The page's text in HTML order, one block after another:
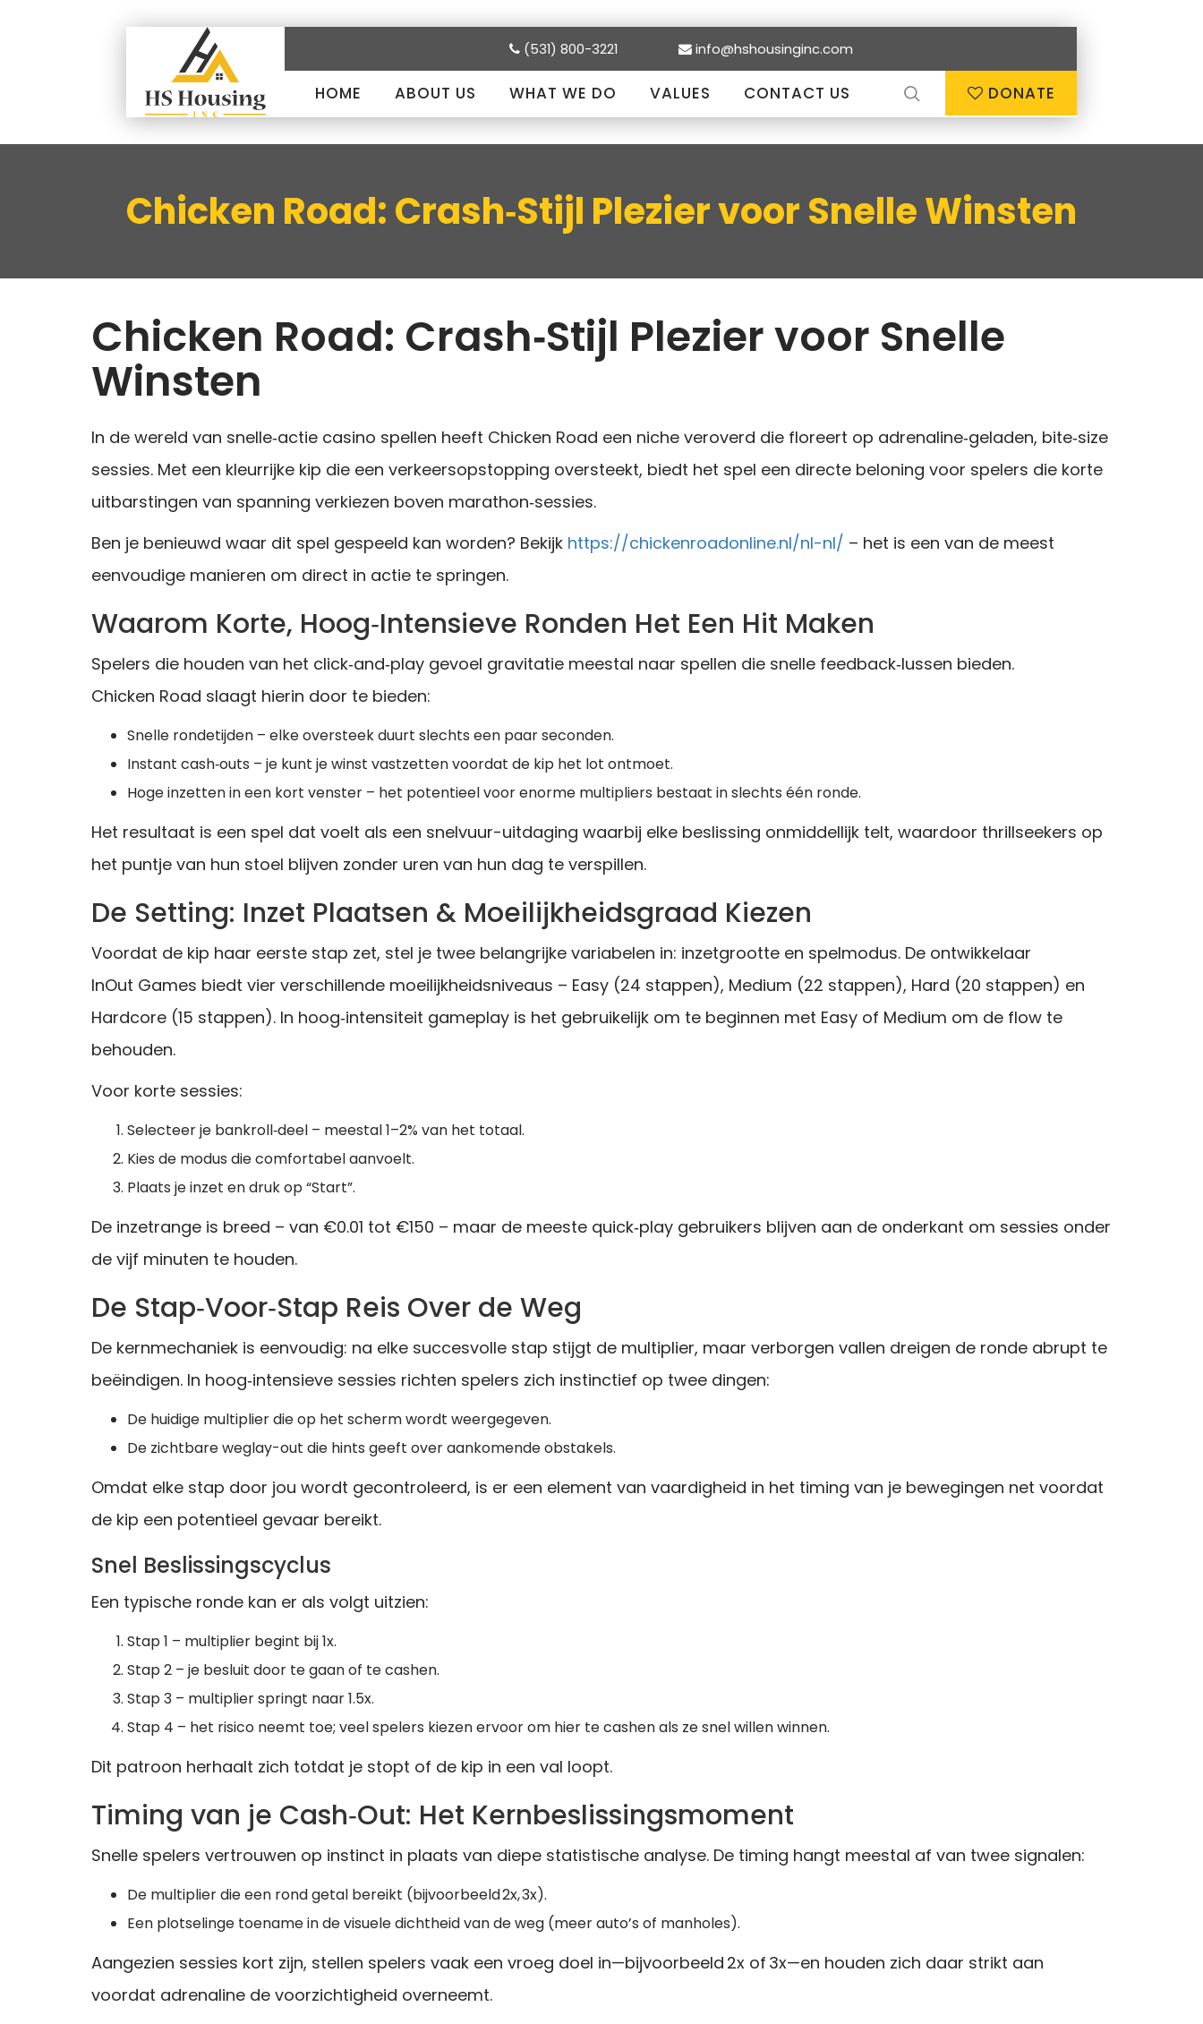
(531) 800-3221 info@hshousinginc.com
HOME ABOUT US WHAT WE DO VALUES CONTACT US DONATE
Chicken Road: Crash‑Stijl Plezier voor Snelle Winsten
Chicken Road: Crash‑Stijl Plezier voor Snelle
Winsten
In de wereld van snelle‑actie casino spellen heeft Chicken Road een niche veroverd die floreert op adrenaline‑geladen, bite‑size
sessies. Met een kleurrijke kip die een verkeersopstopping oversteekt, biedt het spel een directe beloning voor spelers die korte
uitbarstingen van spanning verkiezen boven marathon‑sessies.
Ben je benieuwd waar dit spel gespeeld kan worden? Bekijk https://chickenroadonline.nl/nl-nl/ – het is een van de meest
eenvoudige manieren om direct in actie te springen.
Waarom Korte, Hoog‑Intensieve Ronden Het Een Hit Maken
Spelers die houden van het click‑and‑play gevoel gravitatie meestal naar spellen die snelle feedback‑lussen bieden.
Chicken Road slaagt hierin door te bieden:
Snelle rondetijden – elke oversteek duurt slechts een paar seconden.
Instant cash‑outs – je kunt je winst vastzetten voordat de kip het lot ontmoet.
Hoge inzetten in een kort venster – het potentieel voor enorme multipliers bestaat in slechts één ronde.
Het resultaat is een spel dat voelt als een snelvuur-uitdaging waarbij elke beslissing onmiddellijk telt, waardoor thrillseekers op
het puntje van hun stoel blijven zonder uren van hun dag te verspillen.
De Setting: Inzet Plaatsen & Moeilijkheidsgraad Kiezen
Voordat de kip haar eerste stap zet, stel je twee belangrijke variabelen in: inzetgrootte en spelmodus. De ontwikkelaar
InOut Games biedt vier verschillende moeilijkheidsniveaus – Easy (24 stappen), Medium (22 stappen), Hard (20 stappen) en
Hardcore (15 stappen). In hoog‑intensiteit gameplay is het gebruikelijk om te beginnen met Easy of Medium om de flow te
behouden.
Voor korte sessies:
Selecteer je bankroll‑deel – meestal 1–2% van het totaal.
Kies de modus die comfortabel aanvoelt.
Plaats je inzet en druk op “Start”.
De inzetrange is breed – van €0.01 tot €150 – maar de meeste quick‑play gebruikers blijven aan de onderkant om sessies onder
de vijf minuten te houden.
De Stap‑Voor‑Stap Reis Over de Weg
De kernmechaniek is eenvoudig: na elke succesvolle stap stijgt de multiplier, maar verborgen vallen dreigen de ronde abrupt te
beëindigen. In hoog‑intensieve sessies richten spelers zich instinctief op twee dingen:
De huidige multiplier die op het scherm wordt weergegeven.
De zichtbare weglay-out die hints geeft over aankomende obstakels.
Omdat elke stap door jou wordt gecontroleerd, is er een element van vaardigheid in het timing van je bewegingen net voordat
de kip een potentieel gevaar bereikt.
Snel Beslissingscyclus
Een typische ronde kan er als volgt uitzien:
Stap 1 – multiplier begint bij 1x.
Stap 2 – je besluit door te gaan of te cashen.
Stap 3 – multiplier springt naar 1.5x.
Stap 4 – het risico neemt toe; veel spelers kiezen ervoor om hier te cashen als ze snel willen winnen.
Dit patroon herhaalt zich totdat je stopt of de kip in een val loopt.
Timing van je Cash‑Out: Het Kernbeslissingsmoment
Snelle spelers vertrouwen op instinct in plaats van diepe statistische analyse. De timing hangt meestal af van twee signalen:
De multiplier die een rond getal bereikt (bijvoorbeeld 2x, 3x).
Een plotselinge toename in de visuele dichtheid van de weg (meer auto’s of manholes).
Aangezien sessies kort zijn, stellen spelers vaak een vroeg doel in—bijvoorbeeld 2x of 3x—en houden zich daar strikt aan
voordat adrenaline de voorzichtigheid overneemt.